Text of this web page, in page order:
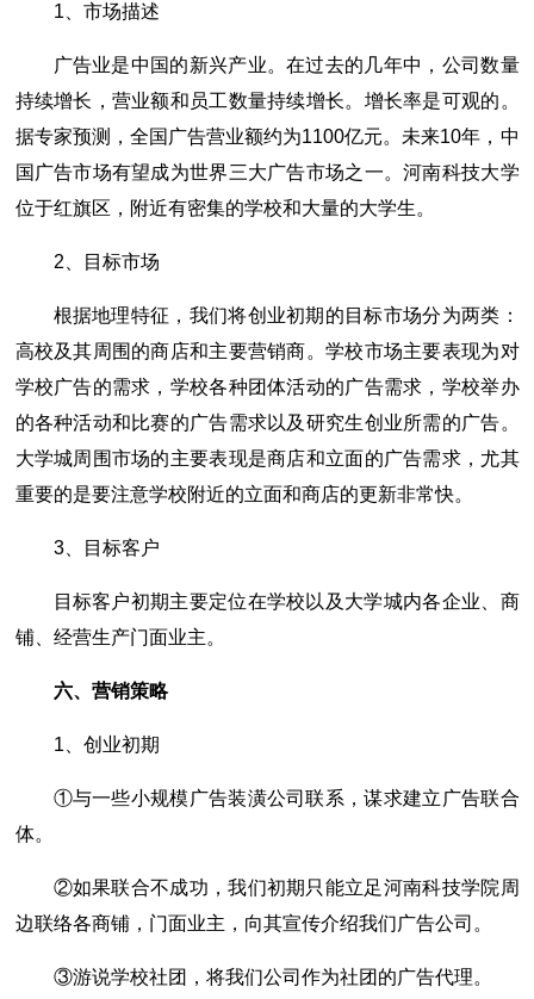
1、市场描述
广告业是中国的新兴产业。在过去的几年中，公司数量
持续增长，营业额和员工数量持续增长。增长率是可观的。
据专家预测，全国广告营业额约为1100亿元。未来10年，中
国广告市场有望成为世界三大广告市场之一。河南科技大学
位于红旗区，附近有密集的学校和大量的大学生。
2、目标市场
根据地理特征，我们将创业初期的目标市场分为两类：
高校及其周围的商店和主要营销商。学校市场主要表现为对
学校广告的需求，学校各种团体活动的广告需求，学校举办
的各种活动和比赛的广告需求以及研究生创业所需的广告。
大学城周围市场的主要表现是商店和立面的广告需求，尤其
重要的是要注意学校附近的立面和商店的更新非常快。
3、目标客户
目标客户初期主要定位在学校以及大学城内各企业、商
铺、经营生产门面业主。
六、营销策略
1、创业初期
①与一些小规模广告装潢公司联系，谋求建立广告联合
体。
②如果联合不成功，我们初期只能立足河南科技学院周
边联络各商铺，门面业主，向其宣传介绍我们广告公司。
③游说学校社团，将我们公司作为社团的广告代理。